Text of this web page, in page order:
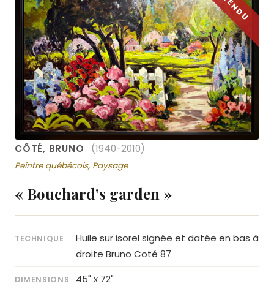
CÔTÉ, BRUNO (1940-2010)
Peintre québécois, Paysage
« Bouchard’s garden »
TECHNIQUE
Huile sur isorel signée et datée en bas à
droite Bruno Coté 87
DIMENSIONS 45" x 72"